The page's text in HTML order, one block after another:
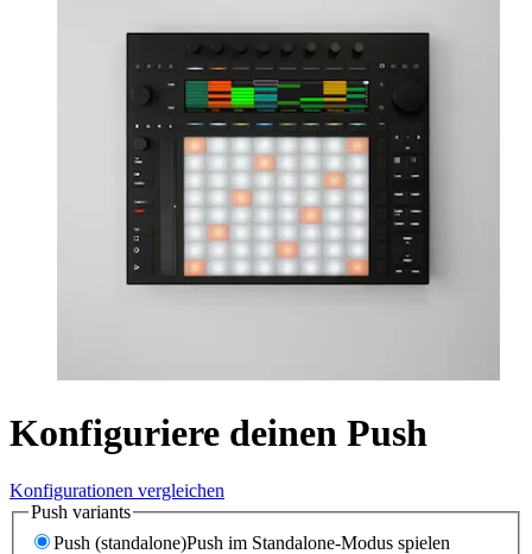
Konfiguriere deinen Push
Konfigurationen vergleichen
Push variants
Push (standalone)Push im Standalone-Modus spielen